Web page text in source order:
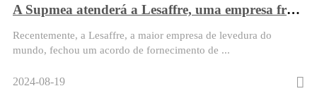
A Supmea atenderá a Lesaffre, uma empresa francesa de leveduras centenária
Recentemente, a Lesaffre, a maior empresa de levedura do
mundo, fechou um acordo de fornecimento de ...
2024-08-19